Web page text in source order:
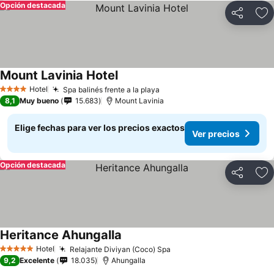
Compartir
Opción destacada
4 EstrellasHotel Spa balinés frente a la playa
Mount Lavinia Hotel
8,1 Muy bueno 15.683 Mount Lavinia
Elige fechas para ver los precios exactos
Ver precios
Compartir
Opción destacada
5 Estrellas Hotel Relajante Diviyan (Coco) Spa
Heritance Ahungalla
9,2 Excelente 18.035 Ahungalla